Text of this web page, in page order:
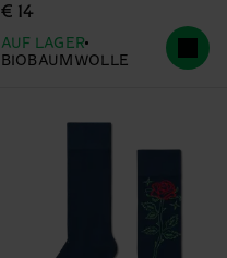
€ 14
AUF LAGER
BIOBAUMWOLLE